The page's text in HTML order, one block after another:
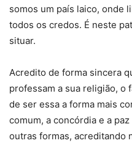
somos um país laico, onde
todos os credos. É neste
situar.
Acredito de forma sincera
professam a sua religião, o
de ser essa a forma mais
comum, a concórdia e a
outras formas, acreditando